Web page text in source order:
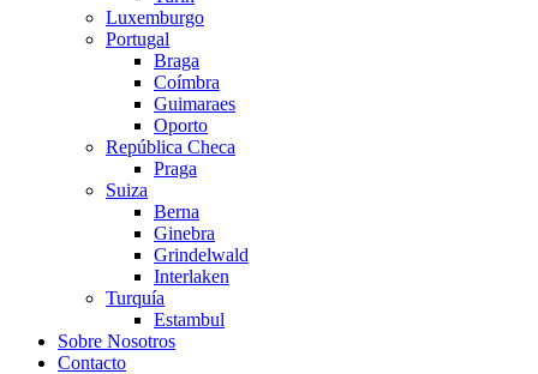
Luxemburgo
Portugal
Braga
Coímbra
Guimaraes
Oporto
República Checa
Praga
Suiza
Berna
Ginebra
Grindelwald
Interlaken
Turquía
Estambul
Sobre Nosotros
Contacto